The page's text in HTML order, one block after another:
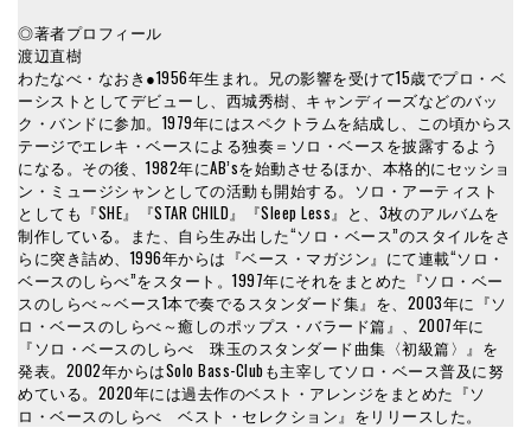
◎著者プロフィール
渡辺直樹
わたなべ・なおき●1956年生まれ。兄の影響を受けて15歳でプロ・ベ
ーシストとしてデビューし、西城秀樹、キャンディーズなどのバッ
ク・バンドに参加。1979年にはスペクトラムを結成し、この頃からス
テージでエレキ・ベースによる独奏＝ソロ・ベースを披露するよう
になる。その後、1982年にAB’sを始動させるほか、本格的にセッショ
ン・ミュージシャンとしての活動も開始する。ソロ・アーティスト
としても『SHE』『STAR CHILD』『Sleep Less』と、3枚のアルバムを
制作している。また、自ら生み出した“ソロ・ベース”のスタイルをさ
らに突き詰め、1996年からは『ベース・マガジン』にて連載“ソロ・
ベースのしらべ”をスタート。1997年にそれをまとめた『ソロ・ベー
スのしらべ～ベース1本で奏でるスタンダード集』を、2003年に『ソ
ロ・ベースのしらべ～癒しのポップス・バラード篇』、2007年に
『ソロ・ベースのしらべ 珠玉のスタンダード曲集〈初級篇〉』を
発表。2002年からはSolo Bass-Clubも主宰してソロ・ベース普及に努
めている。2020年には過去作のベスト・アレンジをまとめた『ソ
ロ・ベースのしらべ ベスト・セレクション』をリリースした。